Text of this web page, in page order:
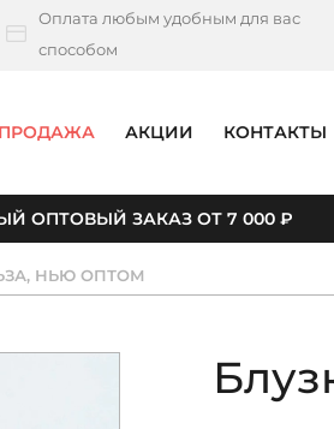
Оплата любым удобным для вас
способом
АКЦИИ КОНТАКТЫ
ОПТОВЫЙ ЗАКАЗ ОТ 7 000 ₽
НЬЮ ОПТОМ